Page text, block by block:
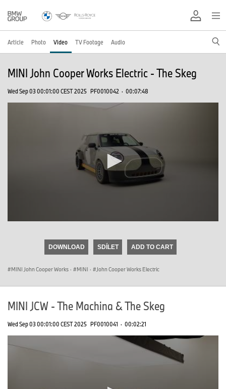
Article Photo Video TV Footage Audio
MINI John Cooper Works Electric - The Skeg
Wed Sep 03 00:01:00 CEST 2025 PF0010042 · 00:07:48
DOWNLOAD SDÍLET ADD TO CART
MINI John Cooper Works · MINI · John Cooper Works Electric
MINI JCW - The Machina & The Skeg
Wed Sep 03 00:01:00 CEST 2025 PF0010041 · 00:02:21